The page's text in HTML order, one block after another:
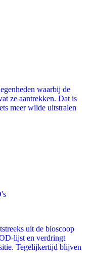
waarbij de
ze aantrekken. Dat is
meer wilde uitstralen
uit de bioscoop
lijst en verdringt
Tegelijkertijd blijven